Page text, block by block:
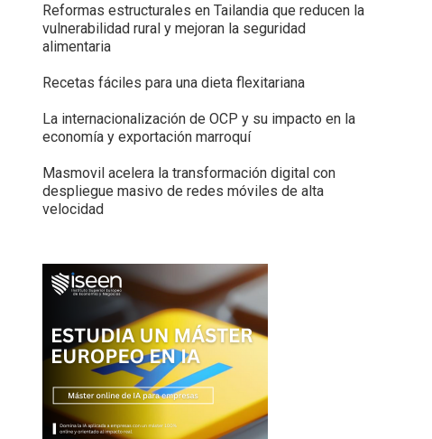
Reformas estructurales en Tailandia que reducen la
vulnerabilidad rural y mejoran la seguridad
alimentaria
Recetas fáciles para una dieta flexitariana
La internacionalización de OCP y su impacto en la
economía y exportación marroquí
Masmovil acelera la transformación digital con
despliegue masivo de redes móviles de alta
velocidad